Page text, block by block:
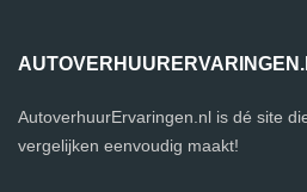
AutoverhuurErvaringen.nl is dé site
vergelijken eenvoudig maakt!